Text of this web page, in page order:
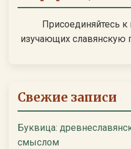
Присоединяйтесь
изучающих славянскую
Свежие записи
Буквица:
смыслом